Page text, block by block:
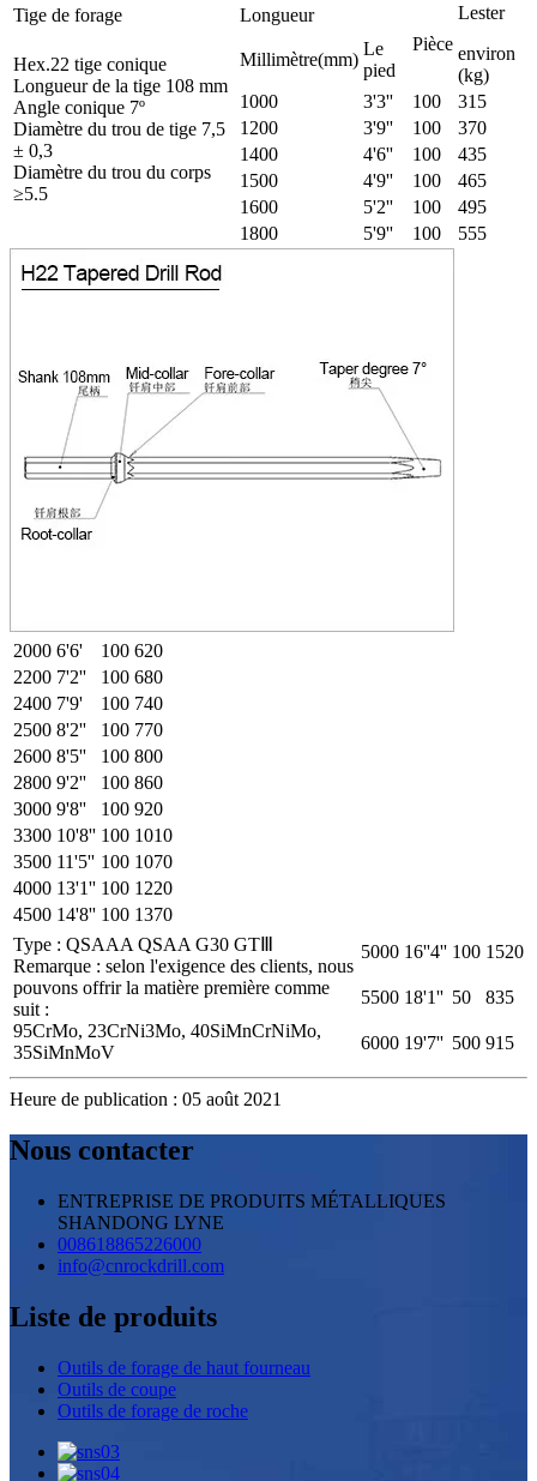
Tige de forage
Longueur
Pièce
Lester
environ
(kg)
Hex.22 tige conique
Longueur de la tige 108 mm
Angle conique 7º
Diamètre du trou de tige 7,5
± 0,3
Diamètre du trou du corps
≥5.5
Millimètre(mm)
Le
pied
1000
3'3'' 100
315
1200
3'9'' 100
370
1400
4'6'' 100
435
1500
4'9'' 100
465
1600
5'2'' 100
495
1800
5'9'' 100 555
2000 6'6' 100 620
2200 7'2'' 100 680
2400 7'9' 100 740
2500 8'2'' 100 770
2600 8'5'' 100 800
2800 9'2'' 100 860
3000 9'8'' 100 920
3300 10'8'' 100 1010
3500 11'5'' 100 1070
4000 13'1'' 100 1220
4500 14'8'' 100 1370
Type : QSAAA QSAA G30 GTⅢ
Remarque : selon l'exigence des clients, nous
pouvons offrir la matière première comme
suit :
95CrMo, 23CrNi3Mo, 40SiMnCrNiMo,
35SiMnMoV
5000 16''4'' 100 1520
5500 18'1'' 50 835
6000 19'7'' 500 915
Heure de publication : 05 août 2021
Nous contacter
ENTREPRISE DE PRODUITS MÉTALLIQUES
SHANDONG LYNE
008618865226000
info@cnrockdrill.com
Liste de produits
Outils de forage de haut fourneau
Outils de coupe
Outils de forage de roche